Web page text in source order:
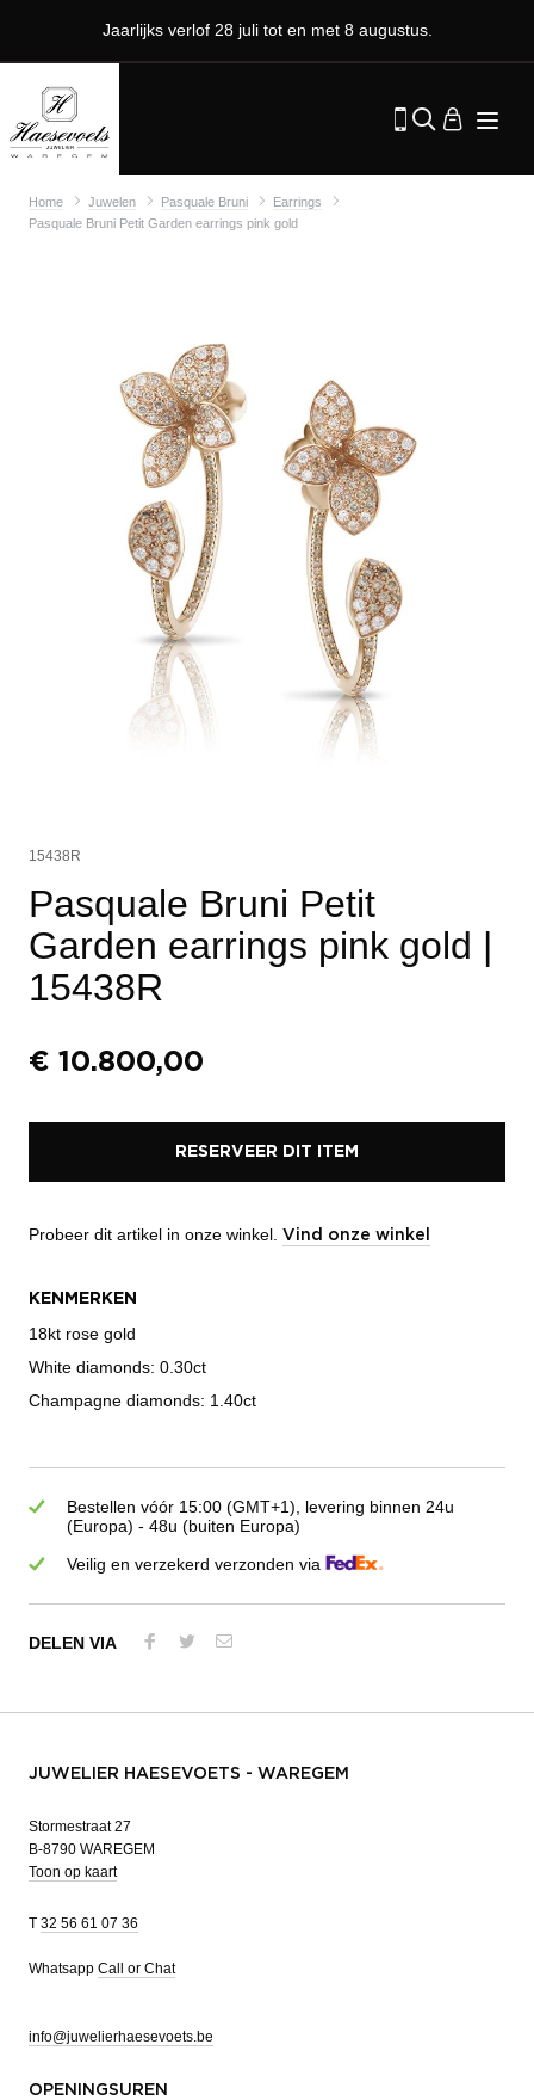
Jaarlijks verlof 28 juli tot en met 8 augustus.
Home Juwelen Pasquale Bruni
Earrings
Pasquale Bruni Petit Garden earrings pink gold
15438R
Pasquale Bruni Petit
Garden earrings pink gold |
15438R
€ 10.800,00
RESERVEER DIT ITEM
Probeer dit artikel in onze winkel. Vind onze winkel
KENMERKEN
18kt rose gold
White diamonds: 0.30ct
Champagne diamonds: 1.40ct
Bestellen vóór 15:00 (GMT+1), levering binnen 24u
(Europa) - 48u (buiten Europa)
Veilig en verzekerd verzonden via
DELEN VIA
JUWELIER HAESEVOETS - WAREGEM
Stormestraat 27
B-8790 WAREGEM
Toon op kaart
T 32 56 61 07 36
Whatsapp Call or Chat
info@juwelierhaesevoets.be
OPENINGSUREN